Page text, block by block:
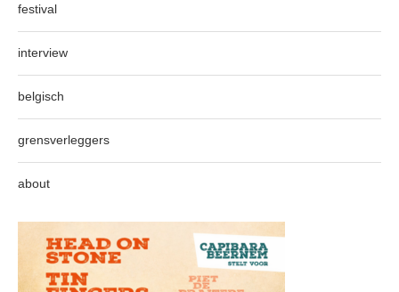
festival
interview
belgisch
grensverleggers
about